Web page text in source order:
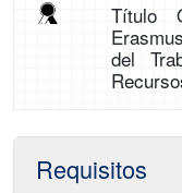
Título
del
Requisitos